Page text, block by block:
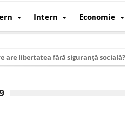
Intern Economie
are libertatea fără siguranță socială?
cum au devenit cea mai mare